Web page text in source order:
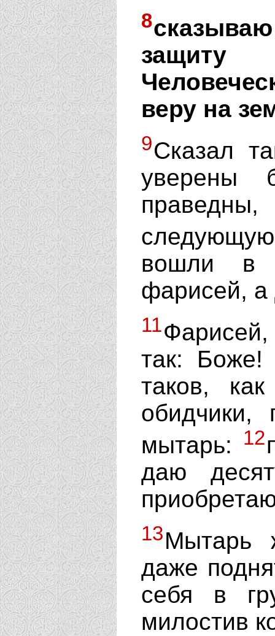
8
веру на
9Сказал
уверены
вошли в
фарисей, а
11
так: Боже!
таков,
обидчики,
мытарь:
12
даю
13Мытарь
даже
себя в
милостив